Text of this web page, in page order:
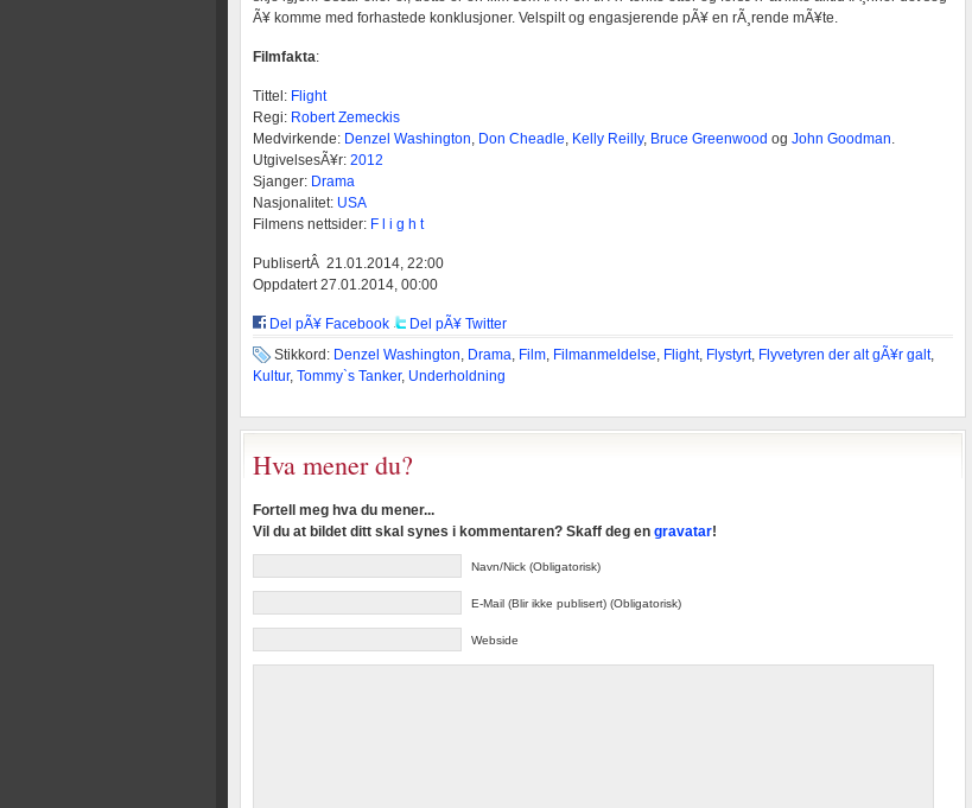
Ã¥ komme med forhastede konklusjoner. Velspilt og engasjerende pÃ¥ en rÃ¸rende mÃ¥te.
Filmfakta:
Tittel: Flight
Regi: Robert Zemeckis
Medvirkende: Denzel Washington, Don Cheadle, Kelly Reilly, Bruce Greenwood og John Goodman.
UtgivelsesÃ¥r: 2012
Sjanger: Drama
Nasjonalitet: USA
Filmens nettsider: F l i g h t
PublisertÂ 21.01.2014, 22:00
Oppdatert 27.01.2014, 00:00
Del pÃ¥ Facebook
Del pÃ¥ Twitter
Stikkord: Denzel Washington, Drama, Film, Filmanmeldelse, Flight, Flystyrt, Flyvetyren der alt gÃ¥r galt,
Kultur, Tommy`s Tanker, Underholdning
Hva mener du?
Fortell meg hva du mener...
Vil du at bildet ditt skal synes i kommentaren? Skaff deg en gravatar!
Navn/Nick (Obligatorisk)
E-Mail (Blir ikke publisert) (Obligatorisk)
Webside